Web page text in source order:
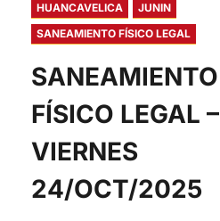
HUANCAVELICA
JUNIN
SANEAMIENTO FÍSICO LEGAL
SANEAMIENTO
FÍSICO LEGAL –
VIERNES
24/OCT/2025